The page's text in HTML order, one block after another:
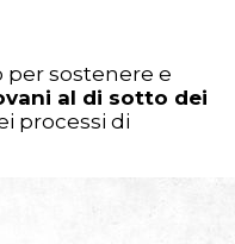
sostenere e
al di sotto dei
processi di